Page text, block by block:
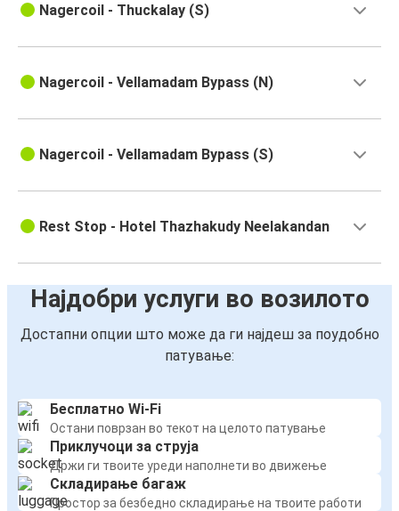
Nagercoil - Thuckalay (S)
Nagercoil - Vellamadam Bypass (N)
Nagercoil - Vellamadam Bypass (S)
Rest Stop - Hotel Thazhakudy Neelakandan
Најдобри услуги во возилото
Достапни опции што може да ги најдеш за поудобно
патување:
Бесплатно Wi-Fi
Остани поврзан во текот на целото патување
Приклучоци за струја
Држи ги твоите уреди наполнети во движење
Складирање багаж
Простор за безбедно складирање на твоите работи